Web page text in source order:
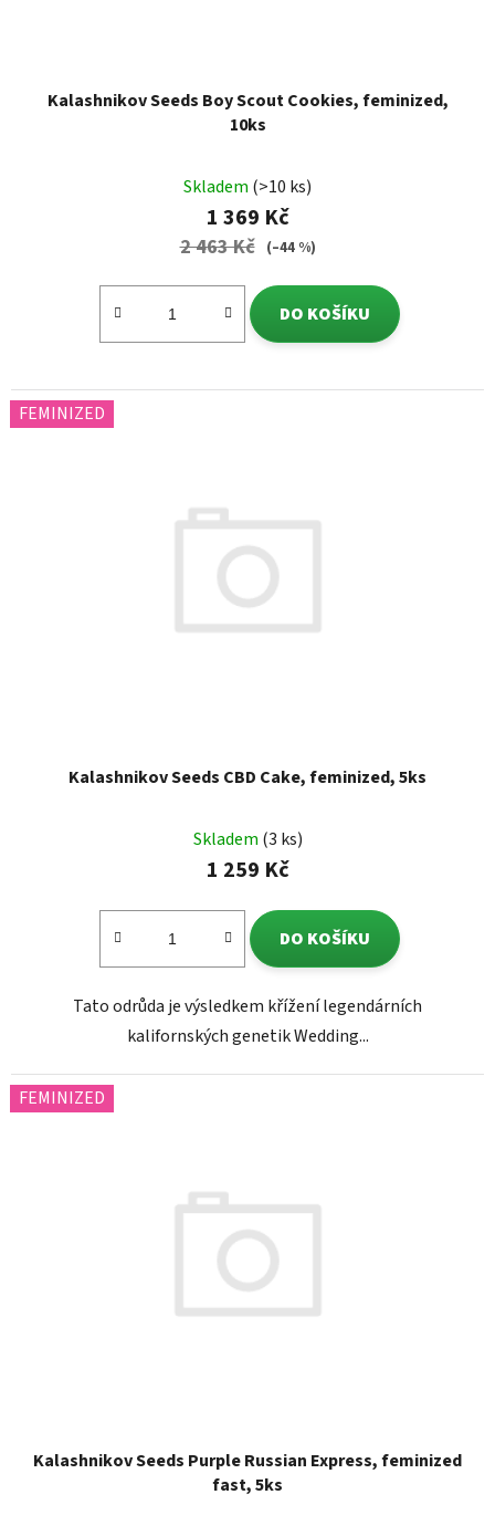
Kalashnikov Seeds Boy Scout Cookies, feminized,
10ks
Skladem (>10 ks)
1 369 Kč
2 463 Kč (–44 %)
DO KOŠÍKU
FEMINIZED
Kalashnikov Seeds CBD Cake, feminized, 5ks
Skladem (3 ks)
1 259 Kč
DO KOŠÍKU
Tato odrůda je výsledkem křížení legendárních
kalifornských genetik Wedding...
FEMINIZED
Kalashnikov Seeds Purple Russian Express, feminized
fast, 5ks